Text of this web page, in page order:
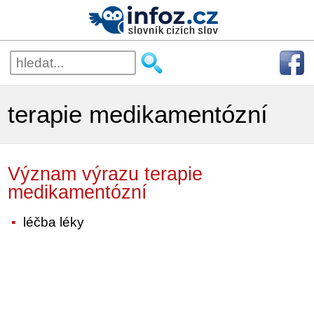
terapie medikamentózní
Význam výrazu terapie
medikamentózní
léčba léky